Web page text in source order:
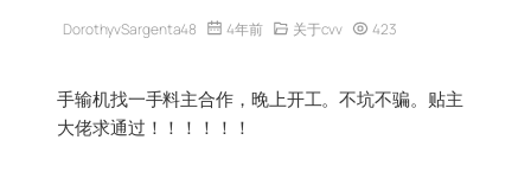
DorothyvSargenta48 4年前 关于cvv 423
手输机找一手料主合作，晚上开工。不坑不骗。贴主
大佬求通过！！！！！！